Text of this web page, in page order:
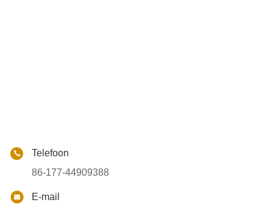
Telefoon
86-177-44909388
E-mail